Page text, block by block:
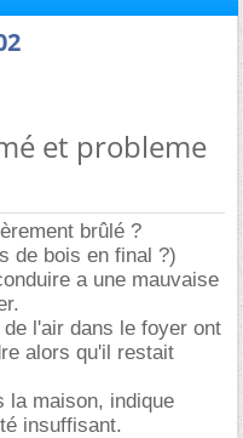
et probleme
brûlé ?
de bois en final ?)
a une mauvaise
l'air dans le foyer ont
alors qu'il restait
la maison, indique
insuffisant.